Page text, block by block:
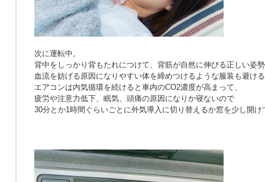
次に運転中。
背中をしっかり背もたれにつけて、背筋が自然に伸びる正しい姿
血流を妨げる原因になりやすい体を締めつけるような服装も避け
エアコンは内気循環を続けると車内のCO2濃度が高まって、
疲労や注意力低下、眠気、頭痛の原因になりか寝ないので
30分とか1時間ぐらいごとに外気導入に切り替えるか窓を少し開け